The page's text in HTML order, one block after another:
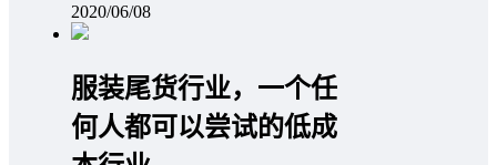
2020/06/08
服装尾货行业，一个任
何人都可以尝试的低成